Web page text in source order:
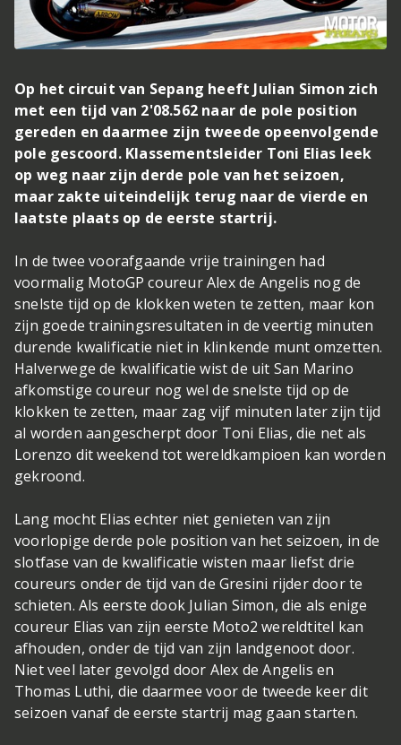
Op het circuit van Sepang heeft Julian Simon zich
met een tijd van 2'08.562 naar de pole position
gereden en daarmee zijn tweede opeenvolgende
pole gescoord. Klassementsleider Toni Elias leek
op weg naar zijn derde pole van het seizoen,
maar zakte uiteindelijk terug naar de vierde en
laatste plaats op de eerste startrij.
In de twee voorafgaande vrije trainingen had
voormalig MotoGP coureur Alex de Angelis nog de
snelste tijd op de klokken weten te zetten, maar kon
zijn goede trainingsresultaten in de veertig minuten
durende kwalificatie niet in klinkende munt omzetten.
Halverwege de kwalificatie wist de uit San Marino
afkomstige coureur nog wel de snelste tijd op de
klokken te zetten, maar zag vijf minuten later zijn tijd
al worden aangescherpt door Toni Elias, die net als
Lorenzo dit weekend tot wereldkampioen kan worden
gekroond.
Lang mocht Elias echter niet genieten van zijn
voorlopige derde pole position van het seizoen, in de
slotfase van de kwalificatie wisten maar liefst drie
coureurs onder de tijd van de Gresini rijder door te
schieten. Als eerste dook Julian Simon, die als enige
coureur Elias van zijn eerste Moto2 wereldtitel kan
afhouden, onder de tijd van zijn landgenoot door.
Niet veel later gevolgd door Alex de Angelis en
Thomas Luthi, die daarmee voor de tweede keer dit
seizoen vanaf de eerste startrij mag gaan starten.